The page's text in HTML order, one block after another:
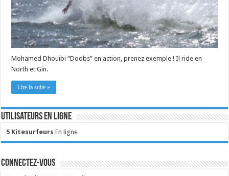
Mohamed Dhouibi “Doobs” en action, prenez exemple ! Il ride en
North et Gin.
Lire la suite »
Utilisateurs en ligne
5 Kitesurfeurs En ligne
Connectez-vous